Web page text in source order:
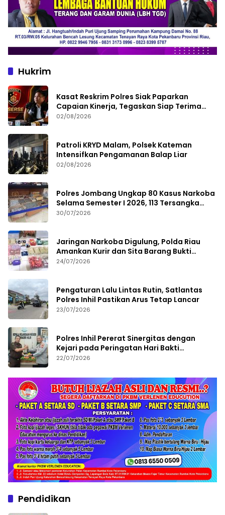
Hukrim
Kasat Reskrim Polres Siak Paparkan
Capaian Kinerja, Tegaskan Siap Terima
Kritik dan Evaluasi
02/08/2026
Patroli KRYD Malam, Polsek Kateman
Intensifkan Pengamanan Balap Liar
02/08/2026
Polres Jombang Ungkap 80 Kasus Narkoba
Selama Semester I 2026, 113 Tersangka
Diamankan
30/07/2026
Jaringan Narkoba Digulung, Polda Riau
Amankan Kurir dan Sita Barang Bukti
Bernilai Fantastis
24/07/2026
Pengaturan Lalu Lintas Rutin, Satlantas
Polres Inhil Pastikan Arus Tetap Lancar
23/07/2026
Polres Inhil Pererat Sinergitas dengan
Kejari pada Peringatan Hari Bakti
Adhyaksa ke-66
22/07/2026
Pendidikan